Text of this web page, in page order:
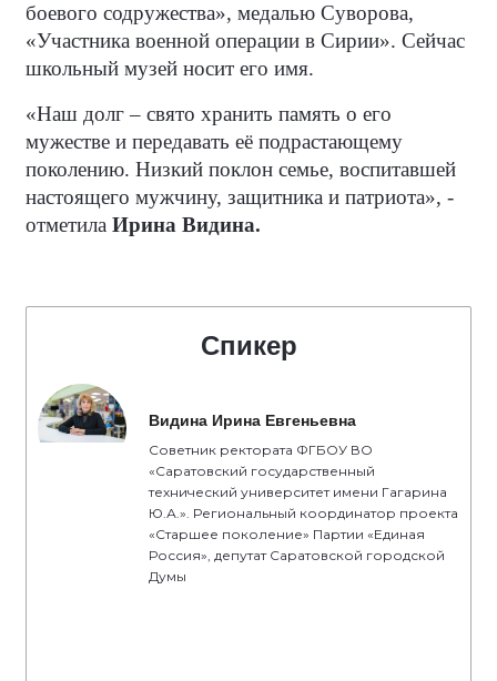
боевого содружества», медалью Суворова,
«Участника военной операции в Сирии». Сейчас
школьный музей носит его имя.
«Наш долг – свято хранить память о его
мужестве и передавать её подрастающему
поколению. Низкий поклон семье, воспитавшей
настоящего мужчину, защитника и патриота», -
отметила Ирина Видина.
Спикер
Видина Ирина Евгеньевна
Советник ректората ФГБОУ ВО
«Саратовский государственный
технический университет имени Гагарина
Ю.А.». Региональный координатор проекта
«Старшее поколение» Партии «Единая
Россия», депутат Саратовской городской
Думы